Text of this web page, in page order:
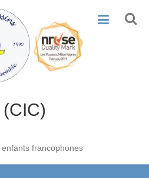
francophones